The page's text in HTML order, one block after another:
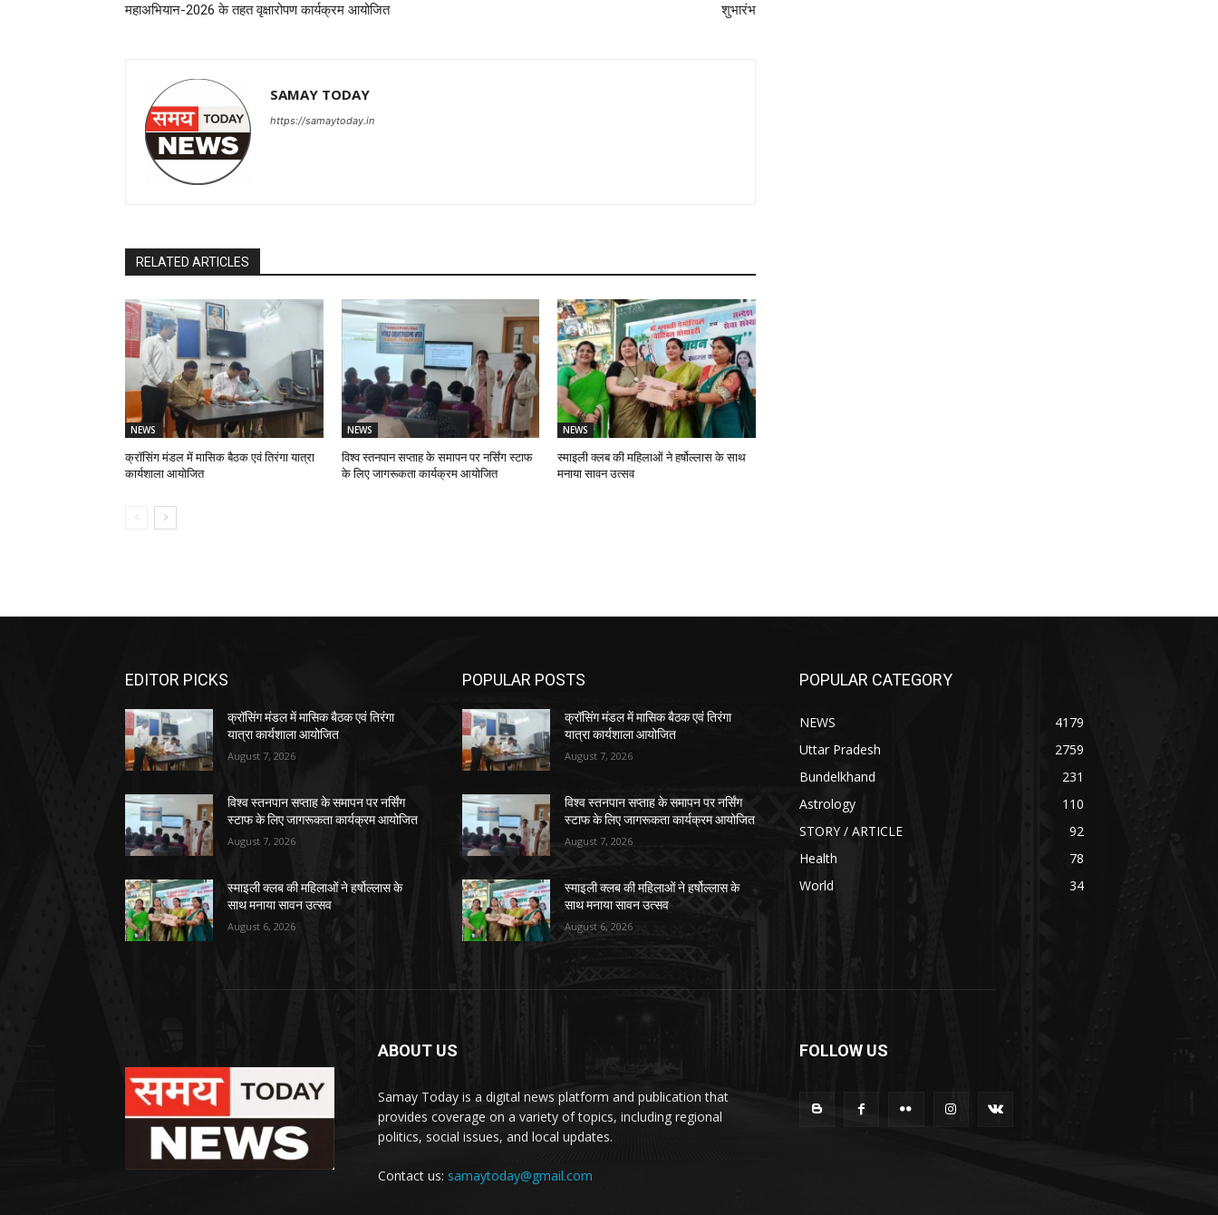
महाअभियान-2026 के तहत वृक्षारोपण कार्यक्रम आयोजित
शुभारंभ
SAMAY TODAY
https://samaytoday.in
RELATED ARTICLES
NEWS
क्रॉसिंग मंडल में मासिक बैठक एवं तिरंगा यात्रा
कार्यशाला आयोजित
NEWS
विश्व स्तनपान सप्ताह के समापन पर नर्सिंग स्टाफ
के लिए जागरूकता कार्यक्रम आयोजित
NEWS
स्माइली क्लब की महिलाओं ने हर्षोल्लास के साथ
मनाया सावन उत्सव
EDITOR PICKS
क्रॉसिंग मंडल में मासिक बैठक एवं तिरंगा
यात्रा कार्यशाला आयोजित
August 7, 2026
विश्व स्तनपान सप्ताह के समापन पर नर्सिंग
स्टाफ के लिए जागरूकता कार्यक्रम आयोजित
August 7, 2026
स्माइली क्लब की महिलाओं ने हर्षोल्लास के
साथ मनाया सावन उत्सव
August 6, 2026
POPULAR POSTS
क्रॉसिंग मंडल में मासिक बैठक एवं तिरंगा
यात्रा कार्यशाला आयोजित
August 7, 2026
विश्व स्तनपान सप्ताह के समापन पर नर्सिंग
स्टाफ के लिए जागरूकता कार्यक्रम आयोजित
August 7, 2026
स्माइली क्लब की महिलाओं ने हर्षोल्लास के
साथ मनाया सावन उत्सव
August 6, 2026
POPULAR CATEGORY
NEWS
4179
Uttar Pradesh
2759
Bundelkhand
231
Astrology
110
STORY / ARTICLE
92
Health
78
World
34
ABOUT US
Samay Today is a digital news platform and publication that
provides coverage on a variety of topics, including regional
politics, social issues, and local updates.
Contact us: samaytoday@gmail.com
FOLLOW US